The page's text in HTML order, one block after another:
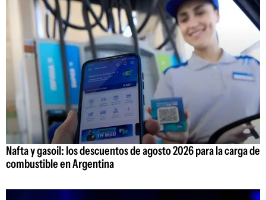
Nafta y gasoil: los descuentos de agosto 2026 para la carga de
combustible en Argentina